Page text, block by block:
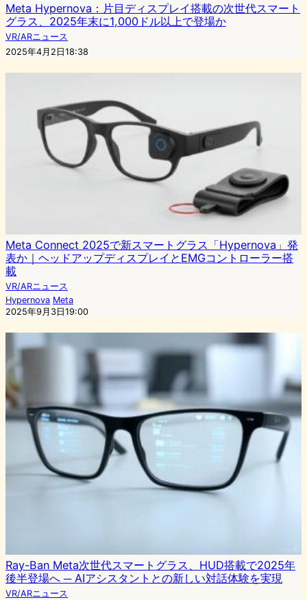
Meta Hypernova：片目ディスプレイ搭載の次世代スマート
グラス、2025年末に1,000ドル以上で登場か
VR/ARニュース
2025年4月2日18:38
Meta Connect 2025で新スマートグラス「Hypernova」発
表か｜ヘッドアップディスプレイとEMGコントローラー搭
載
VR/ARニュース
Hypernova Meta
2025年9月3日19:00
Ray-Ban Meta次世代スマートグラス、HUD搭載で2025年
後半登場へ ─ AIアシスタントとの新しい対話体験を実現
VR/ARニュース